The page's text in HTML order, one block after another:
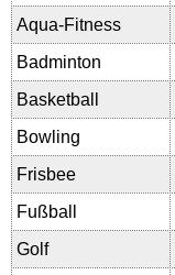
Aqua-Fitness
Badminton
Basketball
Bowling
Frisbee
Fußball
Golf